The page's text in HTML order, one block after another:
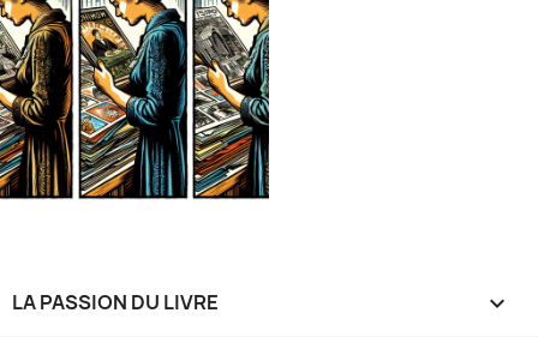
LA PASSION DU LIVRE 